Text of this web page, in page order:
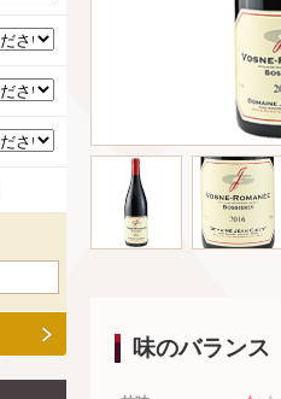
味のバランス